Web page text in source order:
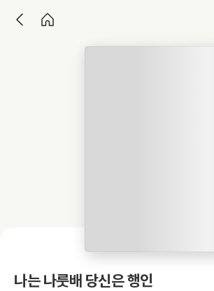
나는 나룻배 당신은 행인